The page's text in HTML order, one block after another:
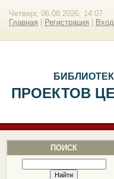
Четверг, 06.08.2026, 14:07
Главная
Регистрация Вход
ПРОЕКТОВ
ПОИСК